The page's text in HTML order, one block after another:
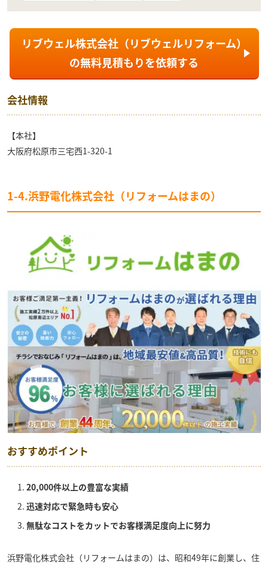
リブウェル株式会社（リブウェルリフォーム）
の無料見積もりを依頼する
会社情報
【本社】
大阪府松原市三宅西1-320-1
1-4.浜野電化株式会社（リフォームはまの）
おすすめポイント
20,000件以上の豊富な実績
迅速対応で緊急時も安心
無駄なコストをカットでお客様満足度向上に努力
浜野電化株式会社（リフォームはまの） は、昭和49年に創業し、住